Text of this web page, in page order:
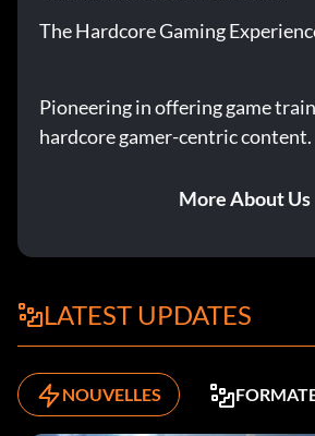
The Hardcore Gaming
Pioneering in offering game
hardcore gamer-centric content.
More About Us
LATEST UPDATES
NOUVELLES